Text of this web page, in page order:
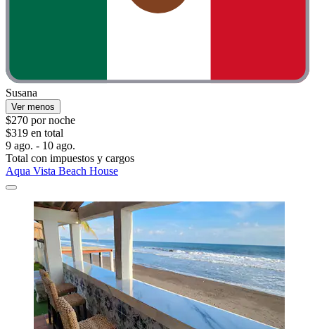
Susana
Ver menos
$270 por noche
$319 en total
9 ago. - 10 ago.
Total con impuestos y cargos
Aqua Vista Beach House